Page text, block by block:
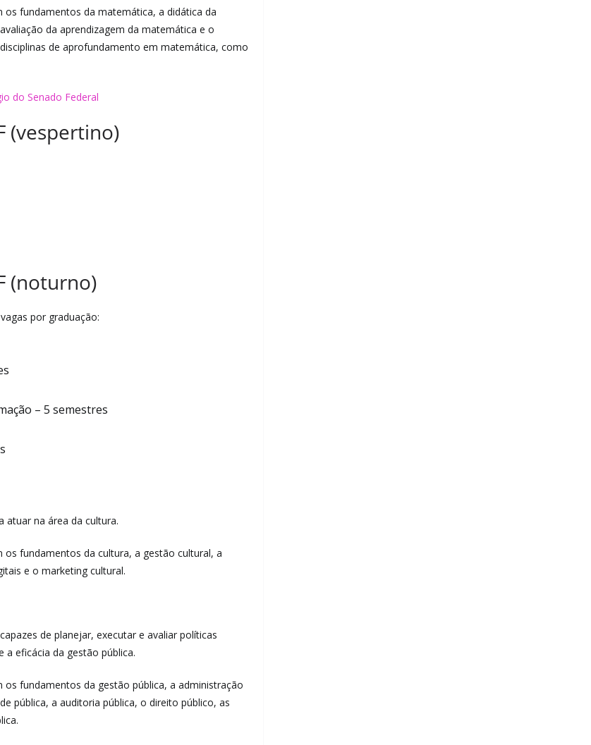
os fundamentos da matemática, a didática da
da aprendizagem da matemática e o
de aprofundamento em matemática, como
do Senado Federal
(vespertino)
(noturno)
por graduação:
– 5 semestres
na área da cultura.
fundamentos da cultura, a gestão cultural, a
e o marketing cultural.
de planejar, executar e avaliar políticas
a eficácia da gestão pública.
fundamentos da gestão pública, a administração
pública, a auditoria pública, o direito público, as